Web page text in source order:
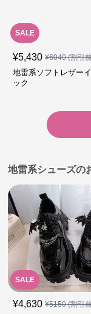
SALE
¥5,430 ¥6040(割引
地雷系ソフトレザー
ック
地雷系シューズの
SALE
¥4,630 ¥5150(割引